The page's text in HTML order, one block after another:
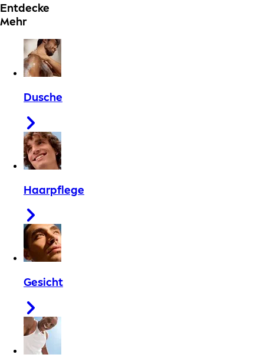
Entdecke
Mehr
Dusche
Haarpflege
Gesicht